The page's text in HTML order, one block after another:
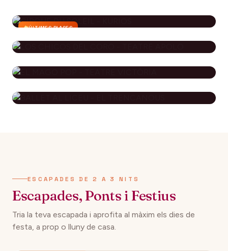
ÚLTIMES PLACES
CIRQUE DU SOLEIL - KURIOS
LOS CHICOS DEL CORO - TEATRE
APOLO
EL MAGO POP - TEATRE
VICTÒRIA
ESCAPADES DE 2 A 3 NITS
Escapades, Ponts i Festius
Tria la teva escapada i aprofita al màxim els dies de
festa, a prop o lluny de casa.